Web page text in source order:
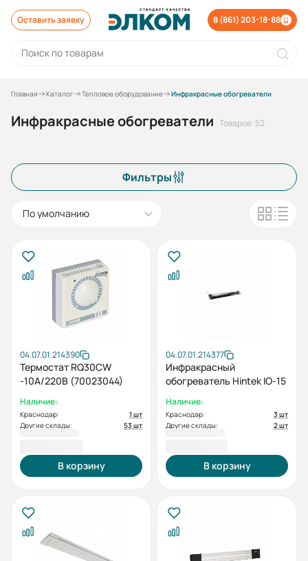
Оставить заявку 8 (861) 203-18-88
Главная Каталог Тепловое оборудование Инфракрасные обогреватели
Инфракрасные обогреватели Товаров: 52
Фильтры
По умолчанию
04.07.01.214390
Термостат RQ30CW
-10А/220В (70023044)
Наличие:
Краснодар:
1 шт
Другие склады:
53 шт
В корзину
04.07.01.214377
Инфракрасный
обогреватель Hintek IO-15
Наличие:
Краснодар:
3 шт
Другие склады:
2 шт
В корзину